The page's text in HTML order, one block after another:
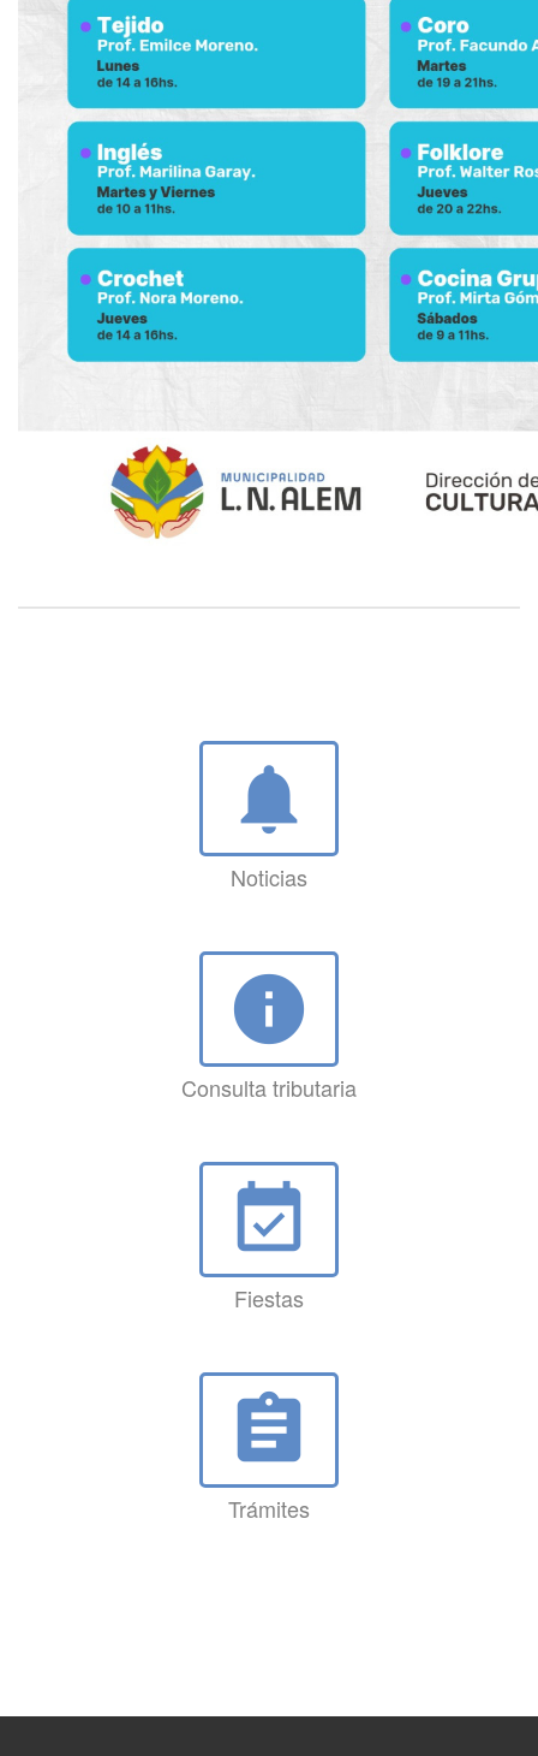
notifications
Noticias
info
Consulta tributaria
event_available
Fiestas
assignment
Trámites